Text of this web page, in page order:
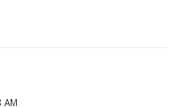
AM